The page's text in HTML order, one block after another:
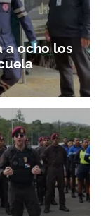
a ocho los